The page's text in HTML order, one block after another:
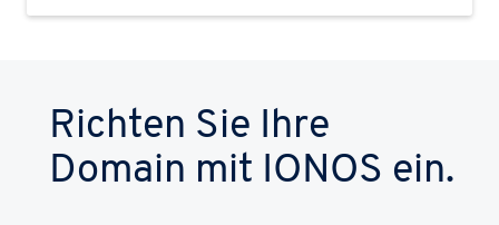
Richten Sie Ihre
Domain mit IONOS ein.